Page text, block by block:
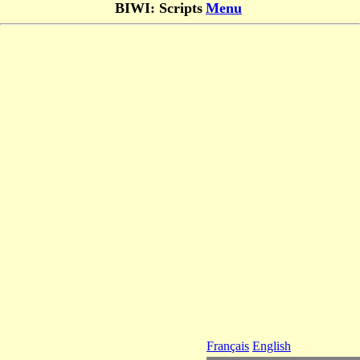
BIWI: Scripts Menu
Français English